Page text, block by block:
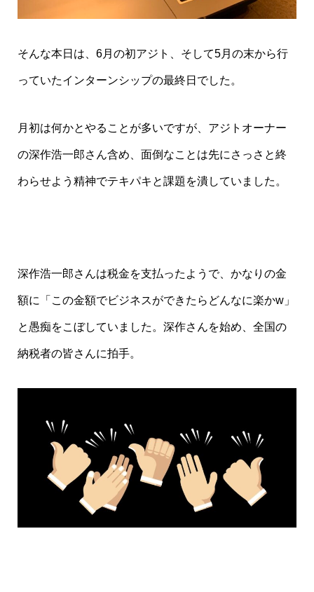
そんな本日は、6月の初アジト、そして5月の末から行
っていたインターンシップの最終日でした。
月初は何かとやることが多いですが、アジトオーナー
の深作浩一郎さん含め、面倒なことは先にさっさと終
わらせよう精神でテキパキと課題を潰していました。
深作浩一郎さんは税金を支払ったようで、かなりの金
額に「この金額でビジネスができたらどんなに楽かw」
と愚痴をこぼしていました。深作さんを始め、全国の
納税者の皆さんに拍手。